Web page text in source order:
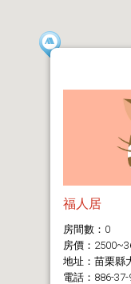
福人居
房間數：0
房價：
地址：苗栗縣
電話：886-